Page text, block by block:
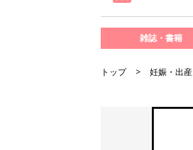
雑誌・書籍
トップ 妊娠・出産